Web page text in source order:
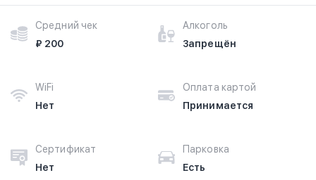
Средний чек
₽ 200
Алкоголь
Запрещён
WiFi
Нет
Оплата картой
Принимается
Сертификат
Нет
Парковка
Есть